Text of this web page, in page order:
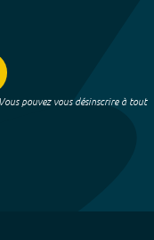
pouvez vous désinscrire à tout